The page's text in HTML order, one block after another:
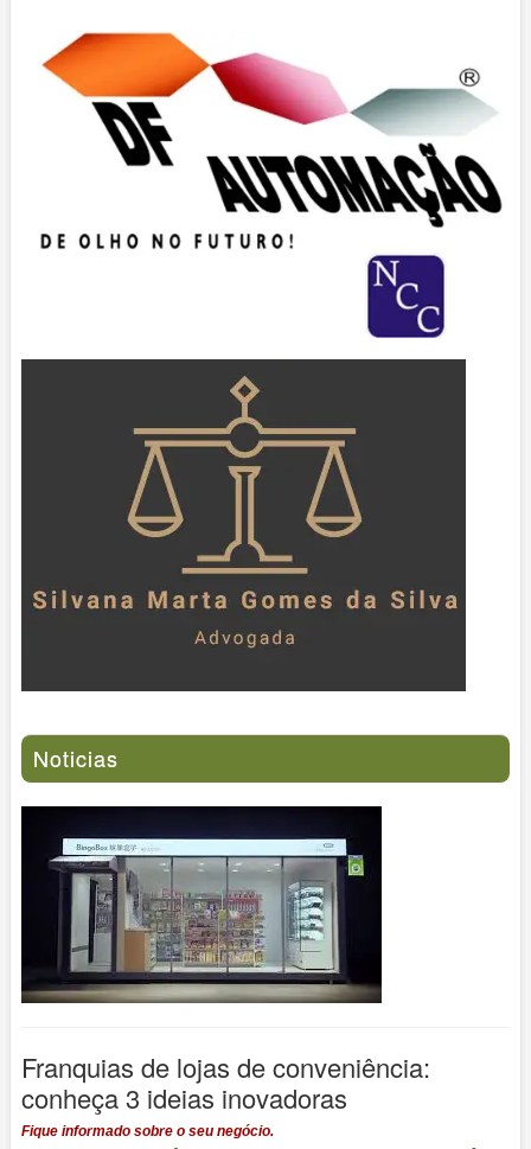
Noticias
Franquias de lojas de conveniência:
conheça 3 ideias inovadoras
Fique informado sobre o seu negócio.